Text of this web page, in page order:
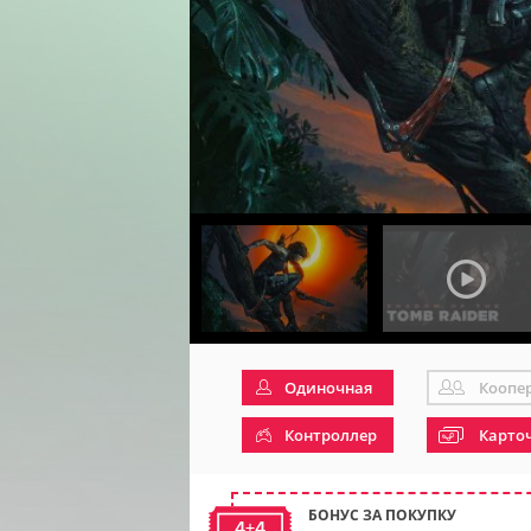
Одиночная
Контроллер
БОНУС ЗА ПОКУПКУ